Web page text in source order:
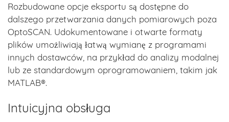
Rozbudowane opcje eksportu są dostępne do
dalszego przetwarzania danych pomiarowych poza
OptoSCAN. Udokumentowane i otwarte formaty
plików umożliwiają łatwą wymianę z programami
innych dostawców, na przykład do analizy modalnej
lub ze standardowym oprogramowaniem, takim jak
MATLAB®.
Intuicyjna obsługa